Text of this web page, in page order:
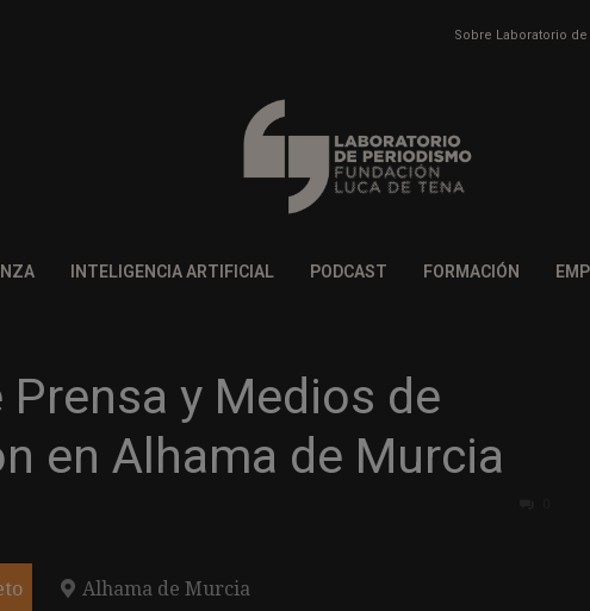
Sobre Laboratorio
INTELIGENCIA ARTIFICIAL PODCAST FORMACIÓN
y Medios de
en Alhama de Murcia
Alhama de Murcia